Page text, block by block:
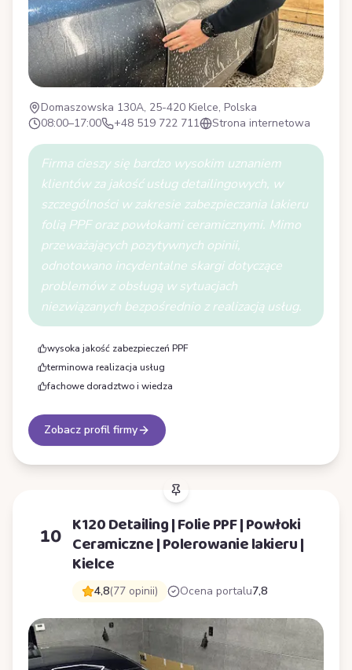
Domaszowska 130A, 25-420 Kielce, Polska
08:00–17:00
+48 519 722 711 Strona internetowa
Firma cieszy się bardzo wysokim uznaniem
klientów za jakość usług detailingowych, w
szczególności w zakresie zabezpieczania lakieru
folią PPF oraz powłokami ceramicznymi. Mimo
przeważających pozytywnych opinii,
odnotowano incydentalne skargi dotyczące
problemów z obsługą w sytuacjach
niezwiązanych bezpośrednio z realizacją usług.
wysoka jakość zabezpieczeń PPF
terminowa realizacja usług
fachowe doradztwo i wiedza
Zobacz profil firmy
10 K120 Detailing | Folie PPF | Powłoki
Ceramiczne | Polerowanie lakieru |
Kielce
4,8(77 opinii) Ocena portalu7,8